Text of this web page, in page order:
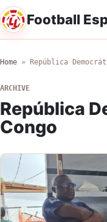
Football
Home » República
ARCHIVE
República
Congo